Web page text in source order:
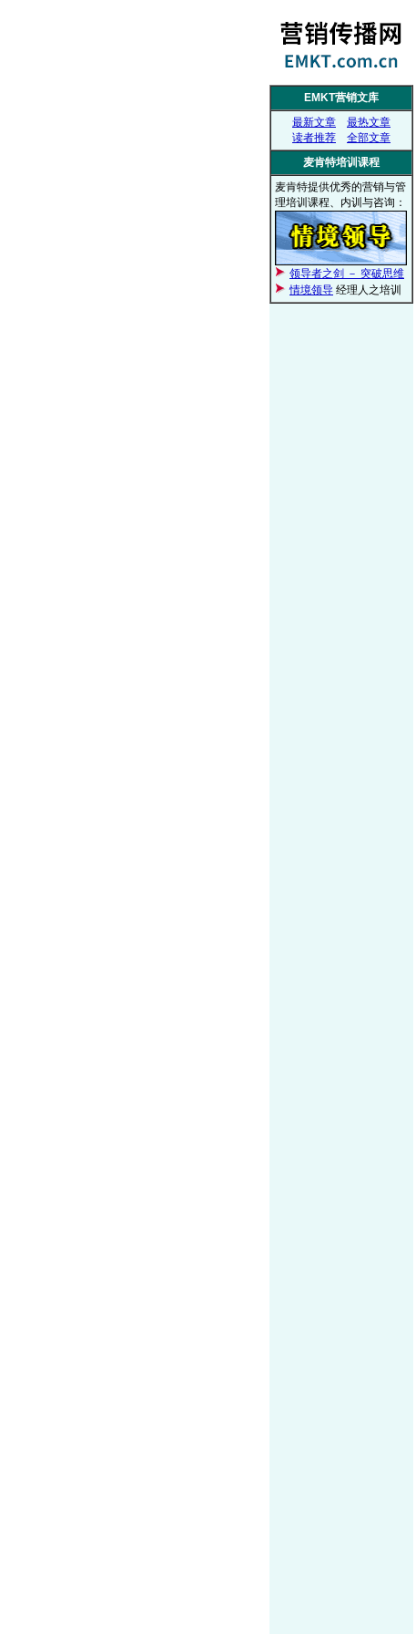
EMKT营销文库
最新文章
最热文章
读者推荐
全部文章
麦肯特培训课程
麦肯特提供优秀的营销与管
理培训课程、内训与咨询：
领导者之剑 － 突破思维
情境领导 经理人之培训